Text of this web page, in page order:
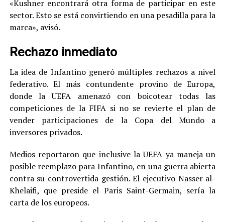
«Kushner encontrará otra forma de participar en este
sector. Esto se está convirtiendo en una pesadilla para la
marca», avisó.
Rechazo inmediato
La idea de Infantino generó múltiples rechazos a nivel
federativo. El más contundente provino de Europa,
donde la UEFA amenazó con boicotear todas las
competiciones de la FIFA si no se revierte el plan de
vender participaciones de la Copa del Mundo a
inversores privados.
Medios reportaron que inclusive la UEFA ya maneja un
posible reemplazo para Infantino, en una guerra abierta
contra su controvertida gestión. El ejecutivo Nasser al-
Khelaifi, que preside el Paris Saint-Germain, sería la
carta de los europeos.